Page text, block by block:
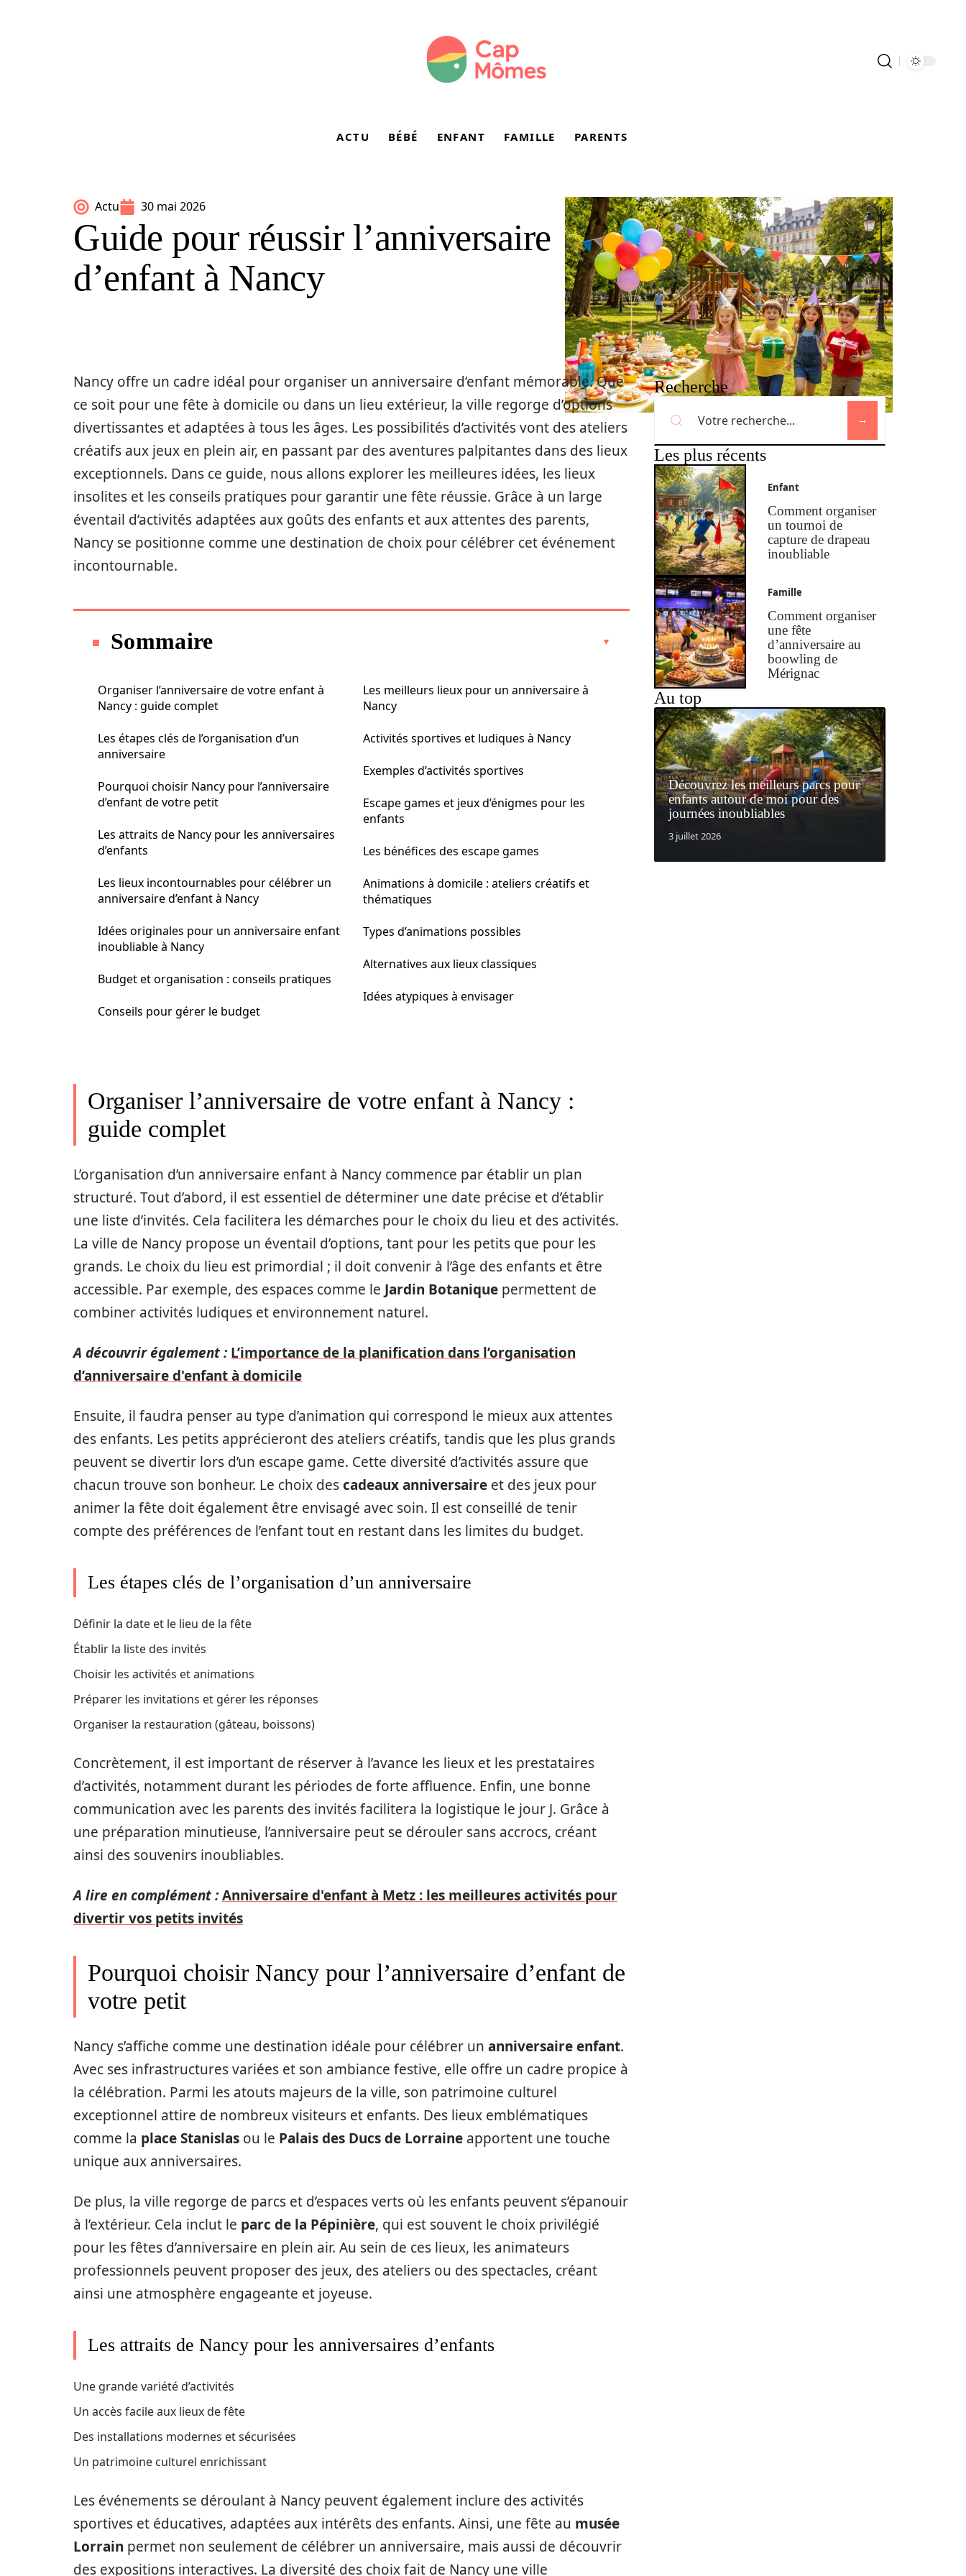
ACTU BÉBÉ ENFANT FAMILLE PARENTS
Actu 30 mai 2026
Guide pour réussir l’anniversaire
d’enfant à Nancy
Nancy offre un cadre idéal pour organiser un anniversaire d’enfant mémorable. Que
ce soit pour une fête à domicile ou dans un lieu extérieur, la ville regorge d’options
divertissantes et adaptées à tous les âges. Les possibilités d’activités vont des ateliers
créatifs aux jeux en plein air, en passant par des aventures palpitantes dans des lieux
exceptionnels. Dans ce guide, nous allons explorer les meilleures idées, les lieux
insolites et les conseils pratiques pour garantir une fête réussie. Grâce à un large
éventail d’activités adaptées aux goûts des enfants et aux attentes des parents,
Nancy se positionne comme une destination de choix pour célébrer cet événement
incontournable.
Sommaire
Organiser l’anniversaire de votre enfant à
Nancy : guide complet
Les étapes clés de l’organisation d’un
anniversaire
Pourquoi choisir Nancy pour l’anniversaire
d’enfant de votre petit
Les attraits de Nancy pour les anniversaires
d’enfants
Les lieux incontournables pour célébrer un
anniversaire d’enfant à Nancy
Idées originales pour un anniversaire enfant
inoubliable à Nancy
Budget et organisation : conseils pratiques
Conseils pour gérer le budget
Les meilleurs lieux pour un anniversaire à
Nancy
Activités sportives et ludiques à Nancy
Exemples d’activités sportives
Escape games et jeux d’énigmes pour les
enfants
Les bénéfices des escape games
Animations à domicile : ateliers créatifs et
thématiques
Types d’animations possibles
Alternatives aux lieux classiques
Idées atypiques à envisager
Organiser l’anniversaire de votre enfant à Nancy :
guide complet
L’organisation d’un anniversaire enfant à Nancy commence par établir un plan
structuré. Tout d’abord, il est essentiel de déterminer une date précise et d’établir
une liste d’invités. Cela facilitera les démarches pour le choix du lieu et des activités.
La ville de Nancy propose un éventail d’options, tant pour les petits que pour les
grands. Le choix du lieu est primordial ; il doit convenir à l’âge des enfants et être
accessible. Par exemple, des espaces comme le Jardin Botanique permettent de
combiner activités ludiques et environnement naturel.
A découvrir également : L’importance de la planification dans l’organisation
d’anniversaire d'enfant à domicile
Ensuite, il faudra penser au type d’animation qui correspond le mieux aux attentes
des enfants. Les petits apprécieront des ateliers créatifs, tandis que les plus grands
peuvent se divertir lors d’un escape game. Cette diversité d’activités assure que
chacun trouve son bonheur. Le choix descadeaux anniversaire et des jeux pour
animer la fête doit également être envisagé avec soin. Il est conseillé de tenir
compte des préférences de l’enfant tout en restant dans les limites du budget.
Les étapes clés de l’organisation d’un anniversaire
Définir la date et le lieu de la fête
Établir la liste des invités
Choisir les activités et animations
Préparer les invitations et gérer les réponses
Organiser la restauration (gâteau, boissons)
Concrètement, il est important de réserver à l’avance les lieux et les prestataires
d’activités, notamment durant les périodes de forte affluence. Enfin, une bonne
communication avec les parents des invités facilitera la logistique le jour J. Grâce à
une préparation minutieuse, l’anniversaire peut se dérouler sans accrocs, créant
ainsi des souvenirs inoubliables.
A lire en complément :Anniversaire d'enfant à Metz : les meilleures activités pour
divertir vos petits invités
Pourquoi choisir Nancy pour l’anniversaire d’enfant de
votre petit
Nancy s’affiche comme une destination idéale pour célébrer un anniversaire enfant.
Avec ses infrastructures variées et son ambiance festive, elle offre un cadre propice à
la célébration. Parmi les atouts majeurs de la ville, son patrimoine culturel
exceptionnel attire de nombreux visiteurs et enfants. Des lieux emblématiques
comme la place Stanislas ou le Palais des Ducs de Lorraine apportent une touche
unique aux anniversaires.
De plus, la ville regorge de parcs et d’espaces verts où les enfants peuvent s’épanouir
à l’extérieur. Cela inclut le parc de la Pépinière, qui est souvent le choix privilégié
pour les fêtes d’anniversaire en plein air. Au sein de ces lieux, les animateurs
professionnels peuvent proposer des jeux, des ateliers ou des spectacles, créant
ainsi une atmosphère engageante et joyeuse.
Les attraits de Nancy pour les anniversaires d’enfants
Une grande variété d’activités
Un accès facile aux lieux de fête
Des installations modernes et sécurisées
Un patrimoine culturel enrichissant
Les événements se déroulant à Nancy peuvent également inclure des activités
sportives et éducatives, adaptées aux intérêts des enfants. Ainsi, une fête au musée
Lorrain permet non seulement de célébrer un anniversaire, mais aussi de découvrir
des expositions interactives. La diversité des choix fait de Nancy une ville
Recherche
Les plus récents
Enfant
Comment organiser
un tournoi de
capture de drapeau
inoubliable
Famille
Comment organiser
une fête
d’anniversaire au
boowling de
Mérignac
Au top
Découvrez les meilleurs parcs pour
enfants autour de moi pour des
journées inoubliables
3 juillet 2026